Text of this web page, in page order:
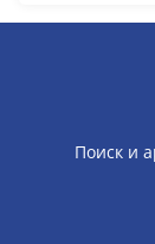
Поиск и